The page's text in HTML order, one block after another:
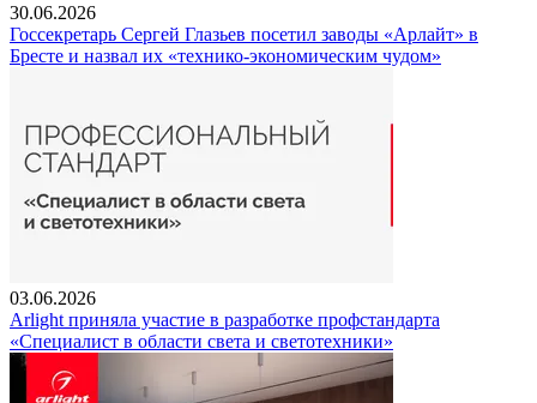
30.06.2026
Госсекретарь Сергей Глазьев посетил заводы «Арлайт» в
Бресте и назвал их «технико-экономическим чудом»
03.06.2026
Arlight приняла участие в разработке профстандарта
«Специалист в области света и светотехники»